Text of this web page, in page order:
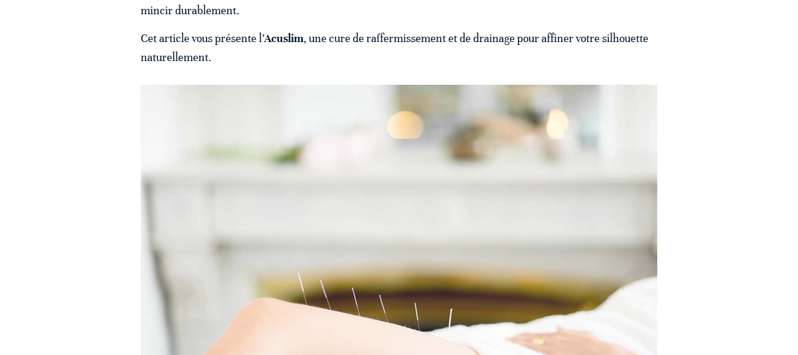
mincir durablement.
Cet article vous présente l’Acuslim, une cure de raffermissement et de drainage pour affiner votre silhouette
naturellement.